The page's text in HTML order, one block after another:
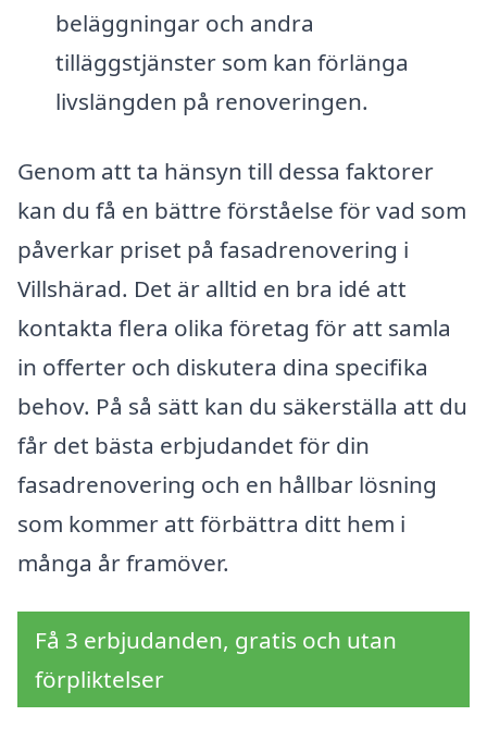
beläggningar och andra
tilläggstjänster som kan förlänga
livslängden på renoveringen.
Genom att ta hänsyn till dessa faktorer
kan du få en bättre förståelse för vad som
påverkar priset på fasadrenovering i
Villshärad. Det är alltid en bra idé att
kontakta flera olika företag för att samla
in offerter och diskutera dina specifika
behov. På så sätt kan du säkerställa att du
får det bästa erbjudandet för din
fasadrenovering och en hållbar lösning
som kommer att förbättra ditt hem i
många år framöver.
Få 3 erbjudanden, gratis och utan
förpliktelser